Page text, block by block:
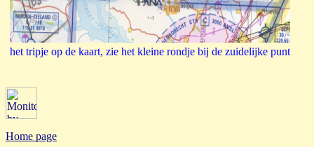
het tripje op de kaart, zie het kleine rondje bij de zuidelijke punt
Home page